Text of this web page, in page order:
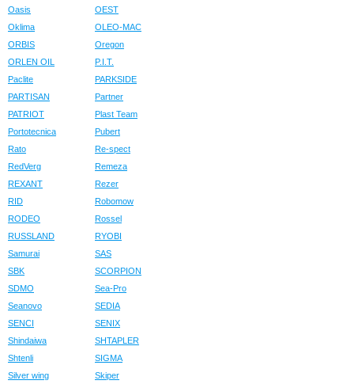
Oasis
OEST
Oklima
OLEO-MAC
ORBIS
Oregon
ORLEN OIL
P.I.T.
Paclite
PARKSIDE
PARTISAN
Partner
PATRIOT
Plast Team
Portotecnica
Pubert
Rato
Re-spect
RedVerg
Remeza
REXANT
Rezer
RID
Robomow
RODEO
Rossel
RUSSLAND
RYOBI
Samurai
SAS
SBK
SCORPION
SDMO
Sea-Pro
Seanovo
SEDIA
SENCI
SENIX
Shindaiwa
SHTAPLER
Shtenli
SIGMA
Silver wing
Skiper